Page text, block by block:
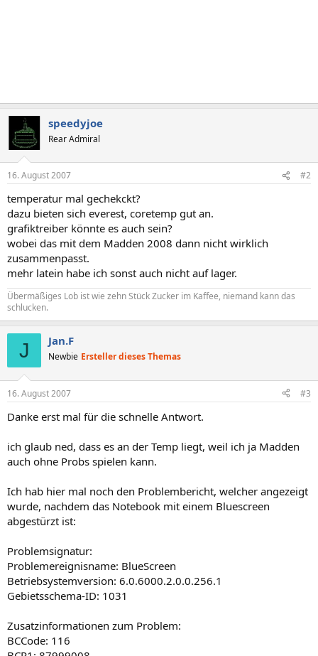
speedyjoe
Rear Admiral
16. August 2007 #2
temperatur mal gechekckt?
dazu bieten sich everest, coretemp gut an.
grafiktreiber könnte es auch sein?
wobei das mit dem Madden 2008 dann nicht wirklich
zusammenpasst.
mehr latein habe ich sonst auch nicht auf lager.
Übermäßiges Lob ist wie zehn Stück Zucker im Kaffee, niemand kann das
schlucken.
J Jan.F
Newbie Ersteller dieses Themas
16. August 2007 #3
Danke erst mal für die schnelle Antwort.
ich glaub ned, dass es an der Temp liegt, weil ich ja Madden
auch ohne Probs spielen kann.
Ich hab hier mal noch den Problembericht, welcher angezeigt
wurde, nachdem das Notebook mit einem Bluescreen
abgestürzt ist:
Problemsignatur:
Problemereignisname: BlueScreen
Betriebsystemversion: 6.0.6000.2.0.0.256.1
Gebietsschema-ID: 1031
Zusatzinformationen zum Problem:
BCCode: 116